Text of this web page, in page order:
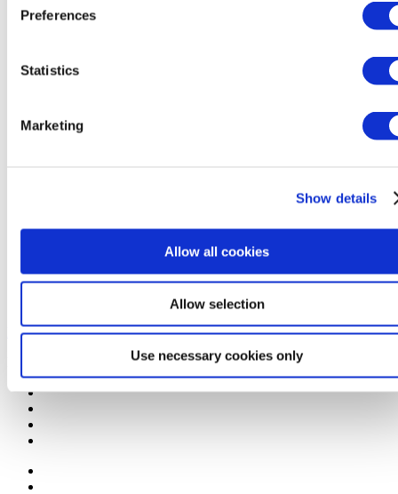
Preferences
Statistics
Marketing
Show details
Allow all cookies
Allow selection
Use necessary cookies only
Filiales
Bertin Corp.
Bertin Environics
Bertin Italia
Bertin Technologies - Monitor the invisible
Recherche et développement - Bertin Technologies